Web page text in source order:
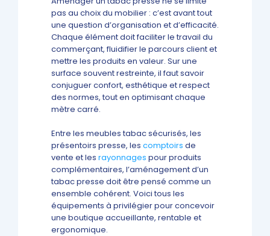
pas au choix du mobilier : c’est avant tout
une question d’organisation et d’efficacité.
Chaque élément doit faciliter le travail du
commerçant, fluidifier le parcours client et
mettre les produits en valeur. Sur une
surface souvent restreinte, il faut savoir
conjuguer confort, esthétique et respect
des normes, tout en optimisant chaque
mètre carré.
Entre les meubles tabac sécurisés, les
présentoirs presse, les comptoirs de
vente et les rayonnages pour produits
complémentaires, l’aménagement d’un
tabac presse doit être pensé comme un
ensemble cohérent. Voici tous les
équipements à privilégier pour concevoir
une boutique accueillante, rentable et
ergonomique.